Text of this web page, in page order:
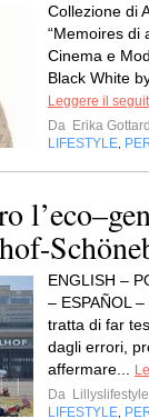
Collezione di
“Memoires di
Cinema e
Black White
Leggere il
Da Erika
LIFESTYLE
ENGLISH –
– ESPAÑOL
tratta di far
dagli errori,
affermare...
Da Lillyslifestyle
LIFESTYLE